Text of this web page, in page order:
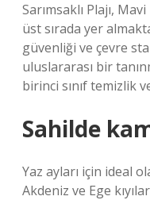
Sarımsaklı Plajı,
üst sırada yer
güvenliği ve çevre
uluslararası bir
birinci sınıf temizlik
Sahilde
Yaz ayları için ideal
Akdeniz ve Ege